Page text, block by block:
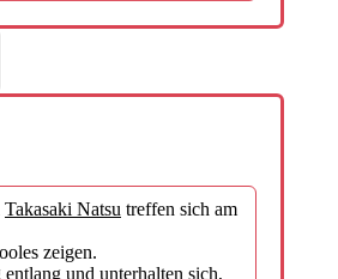
Takasaki Natsu treffen sich am
zeigen.
entlang und unterhalten sich,